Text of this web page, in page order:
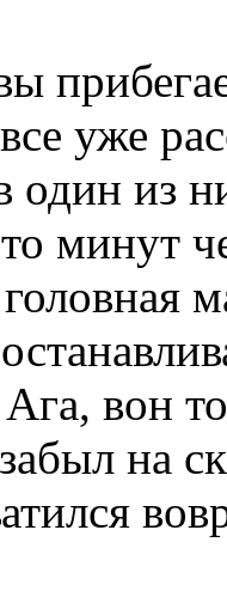
уже
один из
минут
вон
на